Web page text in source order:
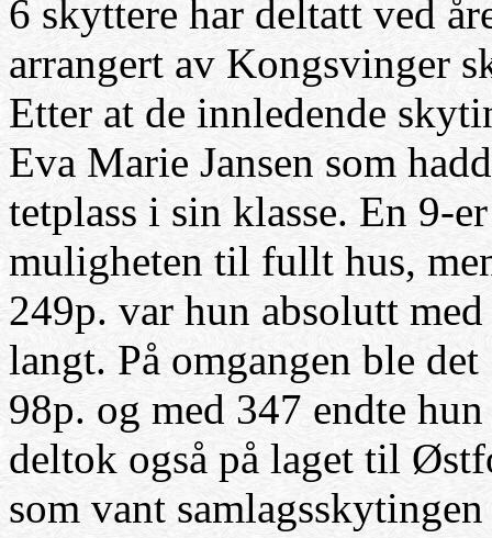
6 skyttere har deltatt ved
arrangert av Kongsvinger
Etter at de innledende
Eva Marie Jansen som
tetplass i sin klasse. En 9-
muligheten til fullt hus,
249p. var hun absolutt
langt. På omgangen ble det
98p. og med 347 endte
deltok også på laget til
som vant